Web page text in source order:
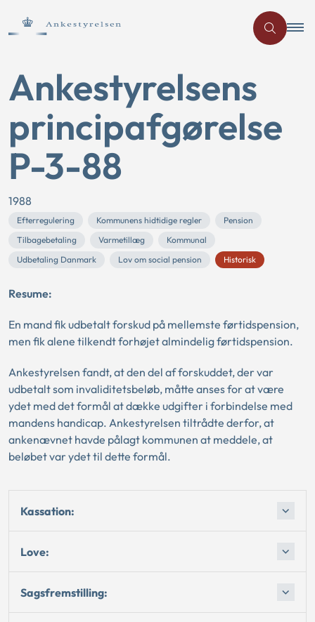
Ankestyrelsens
principafgørelse
P-3-88
1988
Efterregulering Kommunens hidtidige regler
Pension
Tilbagebetaling
Varmetillæg
Kommunal
Udbetaling Danmark
Lov om social pension Historisk
Resume:
En mand fik udbetalt forskud på mellemste førtidspension,
men fik alene tilkendt forhøjet almindelig førtidspension.
Ankestyrelsen fandt, at den del af forskuddet, der var
udbetalt som invaliditetsbeløb, måtte anses for at være
ydet med det formål at dække udgifter i forbindelse med
mandens handicap. Ankestyrelsen tiltrådte derfor, at
ankenævnet havde pålagt kommunen at meddele, at
beløbet var ydet til dette formål.
Kassation:
Love:
Sagsfremstilling: